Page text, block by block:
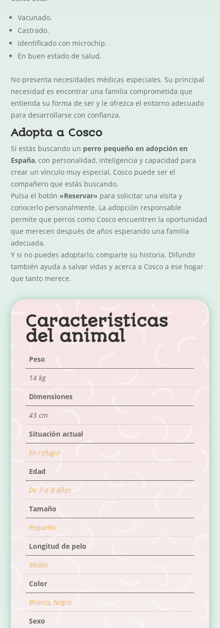
Vacunado.
Castrado.
Identificado con microchip.
En buen estado de salud.
No presenta necesidades médicas especiales. Su principal
necesidad es encontrar una familia comprometida que
entienda su forma de ser y le ofrezca el entorno adecuado
para desarrollarse con confianza.
Adopta a Cosco
Si estás buscando un perro pequeño en adopción en
España, con personalidad, inteligencia y capacidad para
crear un vínculo muy especial, Cosco puede ser el
compañero que estás buscando.
Pulsa el botón «Reservar» para solicitar una visita y
conocerlo personalmente. La adopción responsable
permite que perros como Cosco encuentren la oportunidad
que merecen después de años esperando una familia
adecuada.
Y si no puedes adoptarlo, comparte su historia. Difundir
también ayuda a salvar vidas y acerca a Cosco a ese hogar
que tanto merece.
Caracteristicas
del animal
Peso
14 kg
Dimensiones
43 cm
Situación actual
En refugio
Edad
De 7 a 8 Años
Tamaño
Pequeño
Longitud de pelo
Medio
Color
Blanco, Negro
Sexo